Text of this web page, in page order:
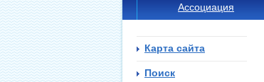
Ассоциация
Карта сайта
Поиск